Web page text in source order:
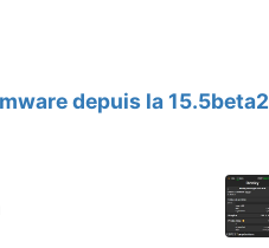
depuis la 15.5beta2